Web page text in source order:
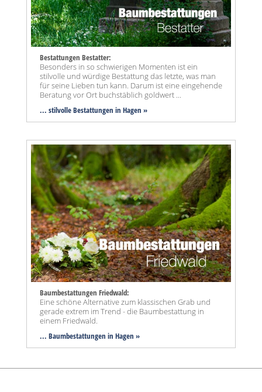
Bestattungen Bestatter:
Besonders in so schwierigen Momenten ist ein
stilvolle und würdige Bestattung das letzte, was man
für seine Lieben tun kann. Darum ist eine eingehende
Beratung vor Ort buchstäblich goldwert ...
... stilvolle Bestattungen in Hagen »
Baumbestattungen Friedwald:
Eine schöne Alternative zum klassischen Grab und
gerade extrem im Trend - die Baumbestattung in
einem Friedwald.
... Baumbestattungen in Hagen »